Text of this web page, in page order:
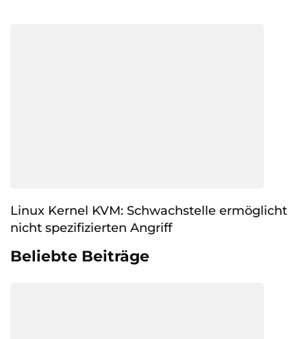
Linux Kernel KVM: Schwachstelle ermöglicht
nicht spezifizierten Angriff
Beliebte Beiträge